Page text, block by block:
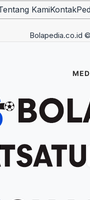
KamiKontak
Bolapedia.co.id